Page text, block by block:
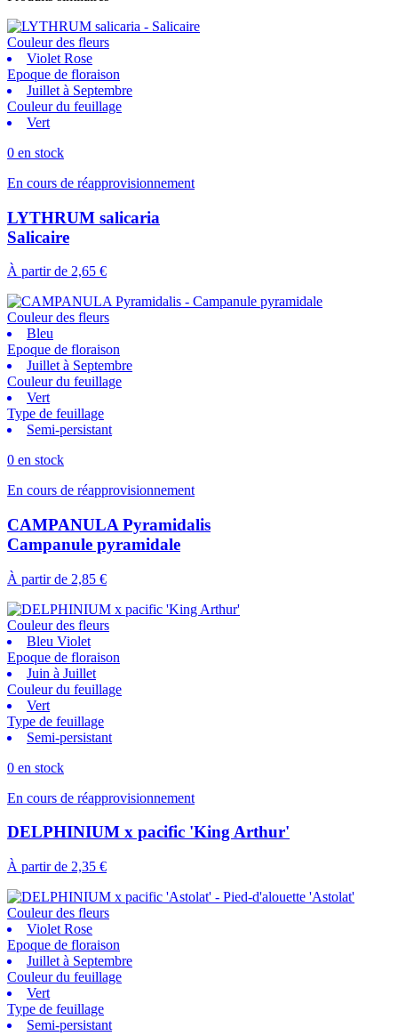
Couleur des fleurs
Violet Rose
Epoque de floraison
Juillet à Septembre
Couleur du feuillage
Vert
0 en stock
En cours de réapprovisionnement
LYTHRUM salicaria
Salicaire
À partir de 2,65 €
Couleur des fleurs
Bleu
Epoque de floraison
Juillet à Septembre
Couleur du feuillage
Vert
Type de feuillage
Semi-persistant
0 en stock
En cours de réapprovisionnement
CAMPANULA Pyramidalis
Campanule pyramidale
À partir de 2,85 €
Couleur des fleurs
Bleu Violet
Epoque de floraison
Juin à Juillet
Couleur du feuillage
Vert
Type de feuillage
Semi-persistant
0 en stock
En cours de réapprovisionnement
DELPHINIUM x pacific 'King Arthur'
À partir de 2,35 €
Couleur des fleurs
Violet Rose
Epoque de floraison
Juillet à Septembre
Couleur du feuillage
Vert
Type de feuillage
Semi-persistant